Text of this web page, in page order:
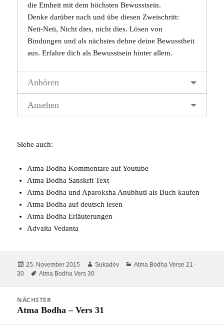
die Einheit mit dem höchsten Bewusstsein.
Denke darüber nach und übe diesen Zweischritt:
Neti-Neti, Nicht dies, nicht dies. Lösen von
Bindungen und als nächstes dehne deine Bewusstheit
aus. Erfahre dich alsBewusstsein hinter allem.
Anhören
Ansehen
Siehe auch:
Atma Bodha Kommentare auf Youtube
Atma Bodha Sanskrit Text
Atma Bodha und Aparoksha Anubhuti als Buch kaufen
Atma Bodha auf deutsch lesen
Atma Bodha Erläuterungen
Advaita Vedanta
Veröffentlicht
am
25. November 2015 Autor
Sukadev Kategorien
Atma Bodha Verse 21 -
30
Schlagwörter
Atma Bodha Vers 30
NÄCHSTER
Nächster
Atma Bodha – Vers 31